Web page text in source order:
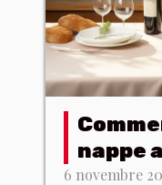
nappe
6 novembre